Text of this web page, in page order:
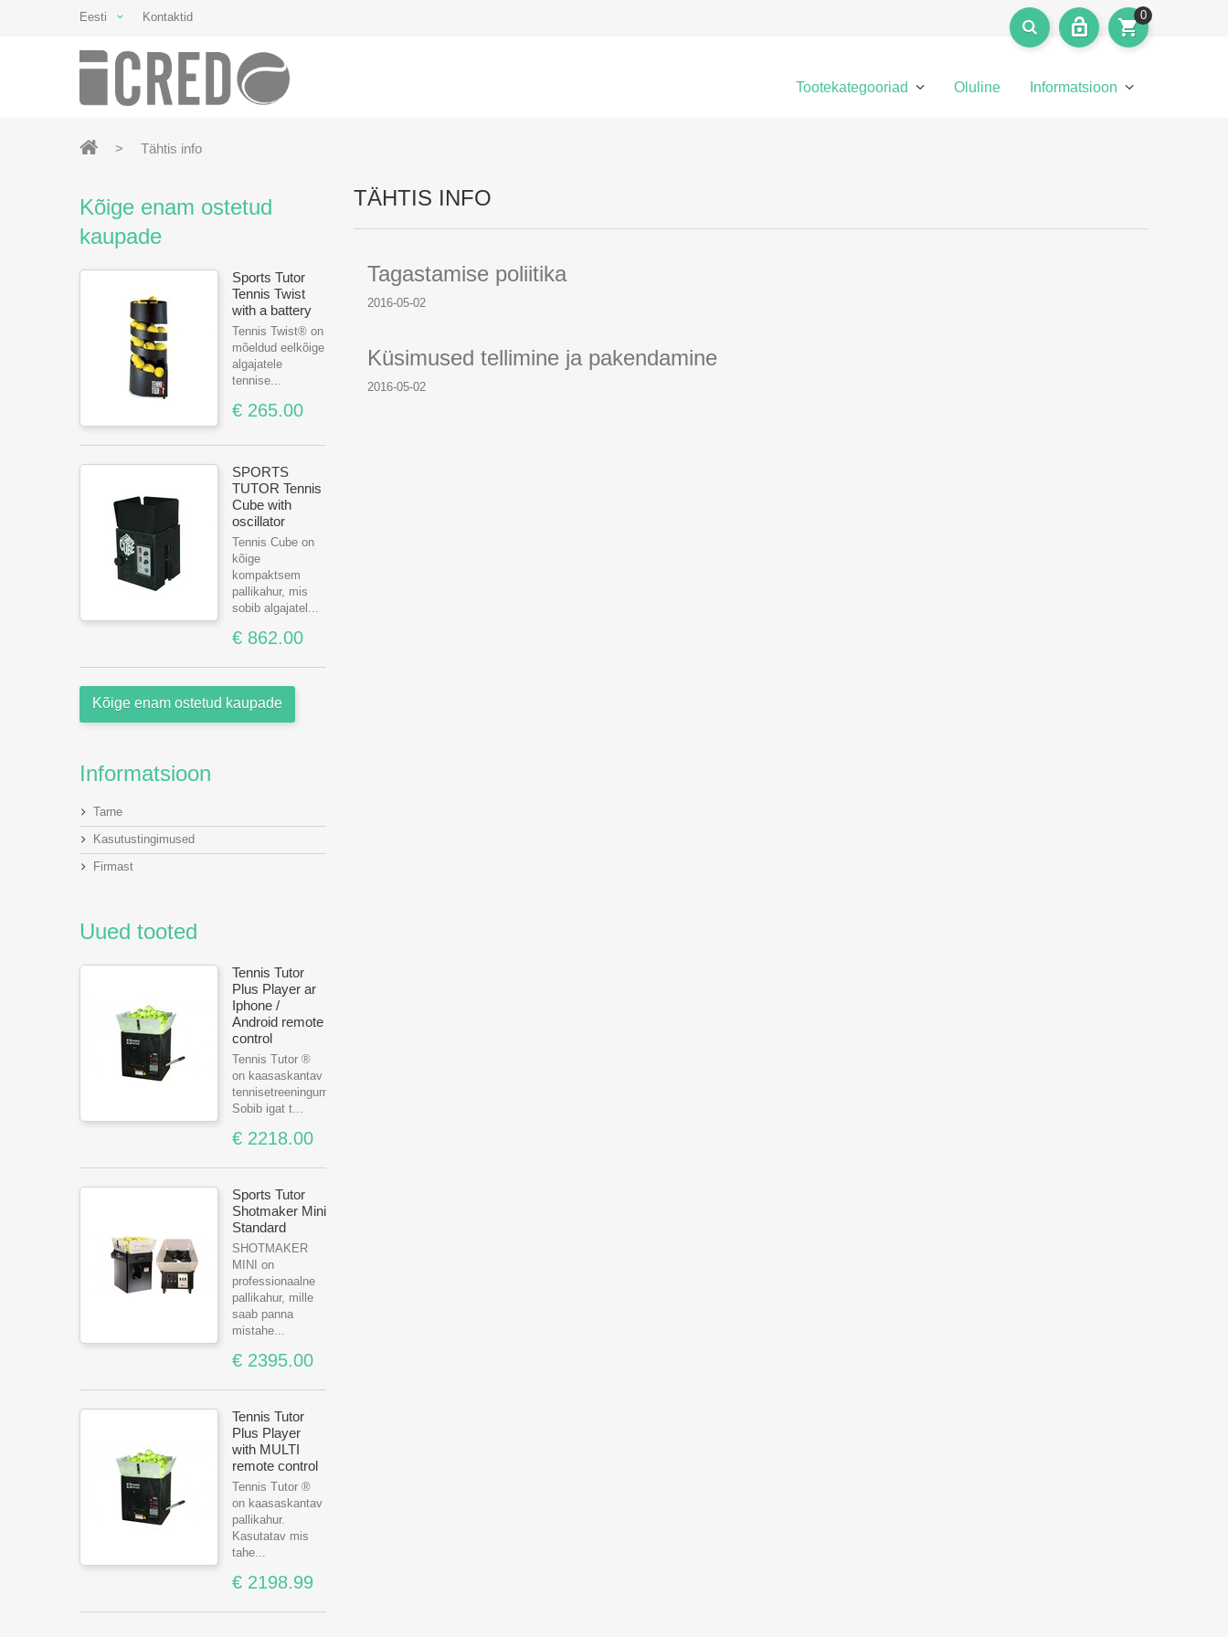
Eesti Kontaktid 0
Tootekategooriad Oluline Informatsioon
> Tähtis info
TÄHTIS INFO
Tagastamise poliitika
2016-05-02
Küsimused tellimine ja pakendamine
2016-05-02
Kõige enam ostetud
kaupade
Sports Tutor
Tennis Twist
with a battery
Tennis Twist® on
mõeldud eelkõige
algajatele
tennise...
€ 265.00
SPORTS
TUTOR Tennis
Cube with
oscillator
Tennis Cube on
kõige
kompaktsem
pallikahur, mis
sobib algajatel...
€ 862.00
Kõige enam ostetud kaupade
Informatsioon
Tarne
Kasutustingimused
Firmast
Uued tooted
Tennis Tutor
Plus Player ar
Iphone /
Android remote
control
Tennis Tutor ®
on kaasaskantav
tennisetreeningumasin.
Sobib igat t...
€ 2218.00
Sports Tutor
Shotmaker Mini
Standard
SHOTMAKER
MINI on
professionaalne
pallikahur, mille
saab panna
mistahe...
€ 2395.00
Tennis Tutor
Plus Player
with MULTI
remote control
Tennis Tutor ®
on kaasaskantav
pallikahur.
Kasutatav mis
tahe...
€ 2198.99